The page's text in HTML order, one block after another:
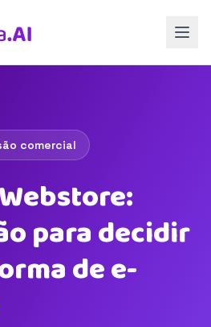
comercial
para decidir
de e-